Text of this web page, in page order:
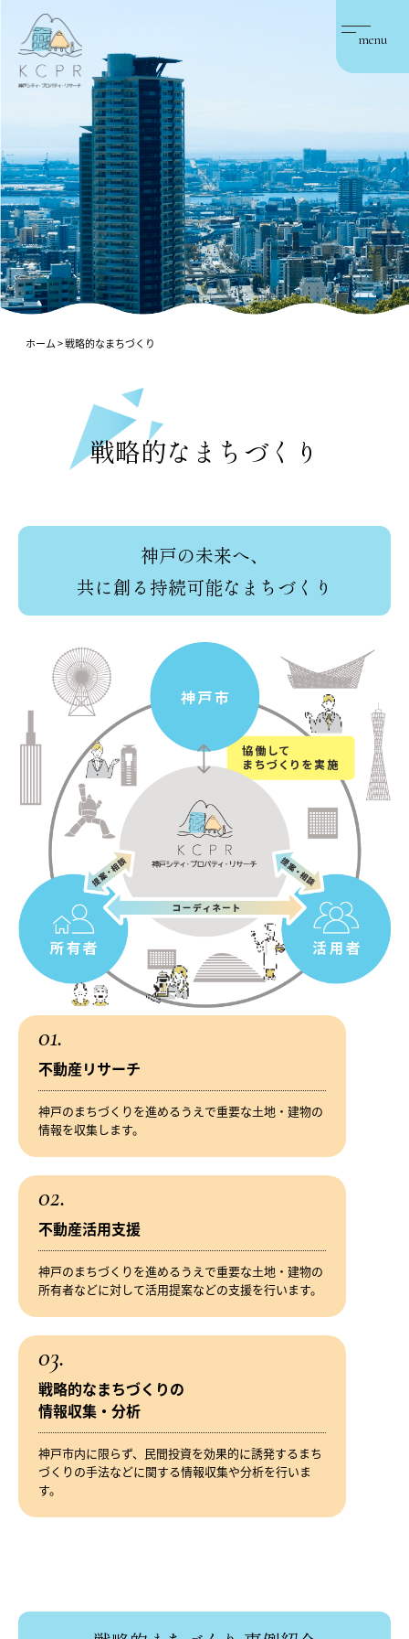
menu
ホーム>戦略的なまちづくり
戦略的なまちづくり
神戸の未来へ、
共に創る持続可能なまちづくり
01.
不動産リサーチ
神戸のまちづくりを進めるうえで重要な土地・建物の
情報を収集します。
02.
不動産活用支援
神戸のまちづくりを進めるうえで重要な土地・建物の
所有者などに対して活用提案などの支援を行います。
03.
戦略的なまちづくりの
情報収集・分析
神戸市内に限らず、民間投資を効果的に誘発するまち
づくりの手法などに関する情報収集や分析を行いま
す。